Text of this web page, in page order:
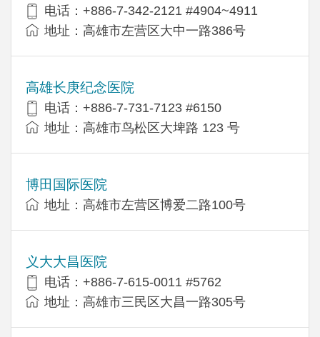
电话：+886-7-342-2121 #4904~4911
地址：高雄市左营区大中一路386号
高雄长庚纪念医院
电话：+886-7-731-7123 #6150
地址：高雄市鸟松区大埤路 123 号
博田国际医院
地址：高雄市左营区博爱二路100号
义大大昌医院
电话：+886-7-615-0011 #5762
地址：高雄市三民区大昌一路305号